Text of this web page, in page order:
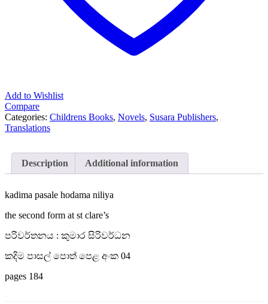
Add to Wishlist
Compare
Categories: Childrens Books, Novels, Susara Publishers,
Translations
Description Additional information
kadima pasale hodama niliya
the second form at st clare’s
පරිවර්තනය : කුමාර සිරිවර්ධන
කදිම පාසල් පොත් පෙළ අංක 04
pages 184